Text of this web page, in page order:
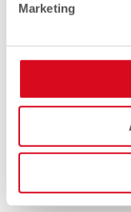
Marketing